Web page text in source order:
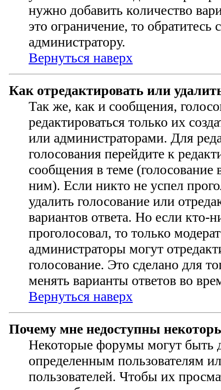
нужно добавить количество
это ограничение, то
администратору.
Вернуться наверх
Как отредактировать или
Так же, как и сообщения,
редактироваться только их
или администраторами. Для
голосования перейдите к
сообщения в теме (голосование
ним). Если никто не успел
удалить голосование или
вариантов ответа. Но если кто-
проголосовал, то только
администраторы могут
голосование. Это сделано для
менять варианты ответов во
Вернуться наверх
Почему мне недоступны
Некоторые форумы могут быть
определенным пользователям
пользователей. Чтобы их